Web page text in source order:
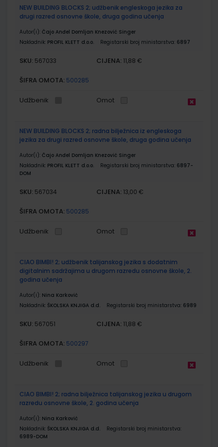
NEW BUILDING BLOCKS 2; udžbenik engleskoga jezika za
drugi razred osnovne škole, druga godina učenja
Autor(i): Čajo Anđel Domljan Knezović Singer
Nakladnik: PROFIL KLETT d.o.o. Registarski broj ministarstva: 6897
SKU: 567033 CIJENA: 11,88 €
ŠIFRA OMOTA: 500285
Udžbenik Omot
NEW BUILDING BLOCKS 2; radna bilježnica iz engleskoga
jezika za drugi razred osnovne škole, druga godina učenja
Autor(i): Čajo Anđel Domljan Knezović Singer
Nakladnik: PROFIL KLETT d.o.o. Registarski broj ministarstva: 6897-
DOM
SKU: 567034 CIJENA: 13,00 €
ŠIFRA OMOTA: 500285
Udžbenik Omot
CIAO BIMBI! 2; udžbenik talijanskog jezika s dodatnim
digitalnim sadržajima u drugom razredu osnovne škole, 2.
godina učenja
Autor(i): Nina Karković
Nakladnik: ŠKOLSKA KNJIGA d.d. Registarski broj ministarstva: 6989
SKU: 567051 CIJENA: 11,88 €
ŠIFRA OMOTA: 500297
Udžbenik Omot
CIAO BIMBI! 2; radna bilježnica talijanskog jezika u drugom
razredu osnovne škole, 2. godina učenja
Autor(i): Nina Karković
Nakladnik: ŠKOLSKA KNJIGA d.d.
Registarski broj ministarstva:
6989-DOM